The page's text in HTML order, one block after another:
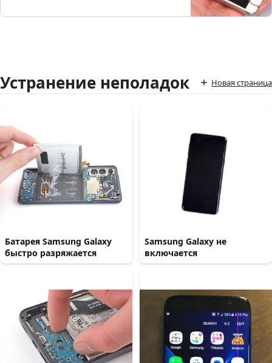
Устранение неполадок Новая страница
Батарея Samsung Galaxy
быстро разряжается
Samsung Galaxy не
включается